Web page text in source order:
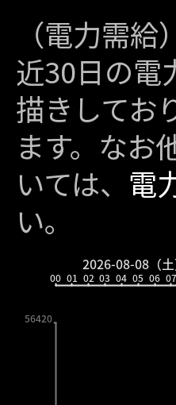
（電力需
近30日の電
描きしてお
ます。なお
いては、 電
い。